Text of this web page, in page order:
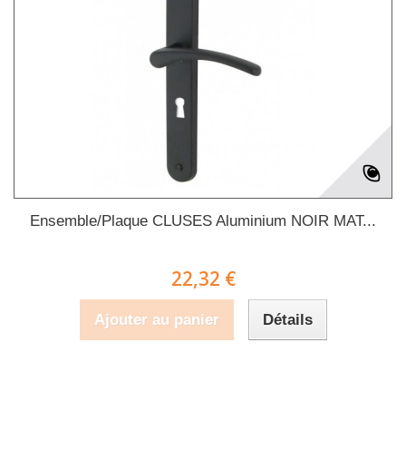
Ensemble/Plaque CLUSES Aluminium NOIR MAT...
22,32 €
Ajouter au panier Détails